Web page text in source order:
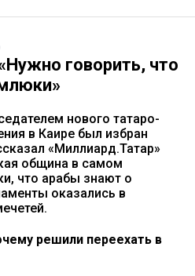
говорить, что
нового татаро-
в Каире был избран
«Миллиард.Татар»
община в самом
что арабы знают о
оказались в
решили переехать в